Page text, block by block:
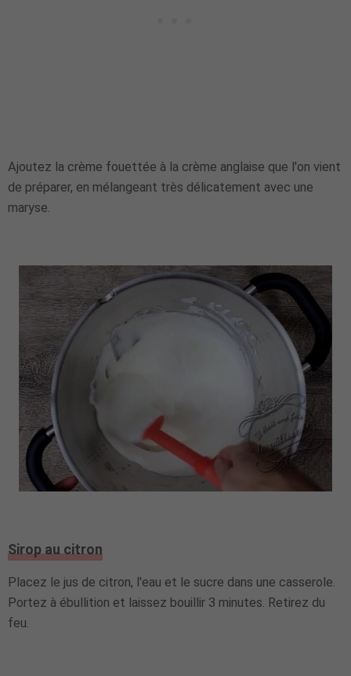
Ajoutez la crème fouettée à la crème anglaise que l'on vient
de préparer, en mélangeant très délicatement avec une
maryse.
Sirop au citron
Placez le jus de citron, l'eau et le sucre dans une casserole.
Portez à ébullition et laissez bouillir 3 minutes. Retirez du
feu.